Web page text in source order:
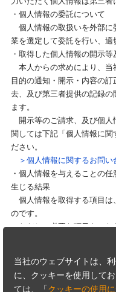
・個人情報の委託について
個人情報の取扱いを外部に
業を選定して委託を行い、適
・取得した個人情報の開示
本人からの求めにより、当
目的の通知・開示・内容の
去、及び第三者提供の記録
ます。
開示等のご請求、及び個人
関しては下記「個人情報に関
ださい。
＞個人情報に関するお問い
・個人情報を与えることの
生じる結果
個人情報を取得する項目は
のです。
ただし、必要な項目をいた
本フォームでは、Cookieを
の使用について」ページを
当社のウェブサイトは、
に、クッキーを使用して
ては、「クッキーの使用